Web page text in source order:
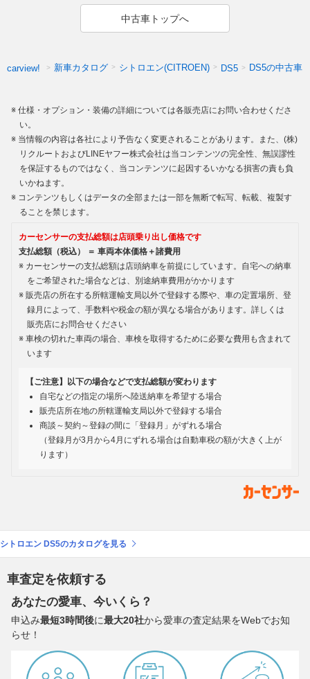
中古車トップへ
carview! 新車カタログ シトロエン(CITROEN) DS5 DS5の中古車
仕様・オプション・装備の詳細については各販売店にお問い合わせくださ
い。
当情報の内容は各社により予告なく変更されることがあります。また、(株)
リクルートおよびLINEヤフー株式会社は当コンテンツの完全性、無誤謬性
を保証するものではなく、当コンテンツに起因するいかなる損害の責も負
いかねます。
コンテンツもしくはデータの全部または一部を無断で転写、転載、複製す
ることを禁じます。
カーセンサーの支払総額は店頭乗り出し価格です
支払総額（税込） ＝ 車両本体価格＋諸費用
カーセンサーの支払総額は店頭納車を前提にしています。自宅への納車
をご希望された場合などは、別途納車費用がかかります
販売店の所在する所轄運輸支局以外で登録する際や、車の定置場所、登
録月によって、手数料や税金の額が異なる場合があります。詳しくは
販売店にお問合せください
車検の切れた車両の場合、車検を取得するために必要な費用も含まれて
います
【ご注意】以下の場合などで支払総額が変わります
自宅などの指定の場所へ陸送納車を希望する場合
販売店所在地の所轄運輸支局以外で登録する場合
商談～契約～登録の間に「登録月」がずれる場合
（登録月が3月から4月にずれる場合は自動車税の額が大きく上が
ります）
シトロエン DS5のカタログを見る
車査定を依頼する
あなたの愛車、今いくら？
申込み最短3時間後に最大20社から愛車の査定結果をWebでお知
らせ！